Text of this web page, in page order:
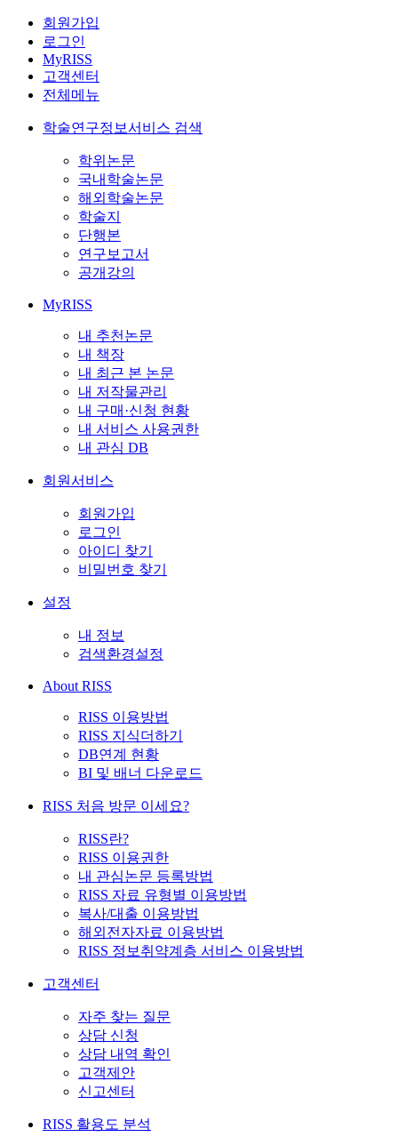
회원가입
로그인
MyRISS
고객센터
전체메뉴
학술연구정보서비스 검색
학위논문
국내학술논문
해외학술논문
학술지
단행본
연구보고서
공개강의
MyRISS
내 추천논문
내 책장
내 최근 본 논문
내 저작물관리
내 구매·신청 현황
내 서비스 사용권한
내 관심 DB
회원서비스
회원가입
로그인
아이디 찾기
비밀번호 찾기
설정
내 정보
검색환경설정
About RISS
RISS 이용방법
RISS 지식더하기
DB연계 현황
BI 및 배너 다운로드
RISS 처음 방문 이세요?
RISS란?
RISS 이용권한
내 관심논문 등록방법
RISS 자료 유형별 이용방법
복사/대출 이용방법
해외전자자료 이용방법
RISS 정보취약계층 서비스 이용방법
고객센터
자주 찾는 질문
상담 신청
상담 내역 확인
고객제안
신고센터
RISS 활용도 분석